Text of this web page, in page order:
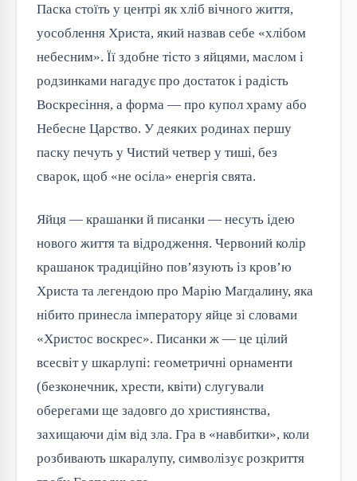
Паска стоїть у центрі як хліб вічного життя,
уособлення Христа, який назвав себе «хлібом
небесним». Її здобне тісто з яйцями, маслом і
родзинками нагадує про достаток і радість
Воскресіння, а форма — про купол храму або
Небесне Царство. У деяких родинах першу
паску печуть у Чистий четвер у тиші, без
сварок, щоб «не осіла» енергія свята.
Яйця — крашанки й писанки — несуть ідею
нового життя та відродження. Червоний колір
крашанок традиційно пов’язують із кров’ю
Христа та легендою про Марію Магдалину, яка
нібито принесла імператору яйце зі словами
«Христос воскрес». Писанки ж — це цілий
всесвіт у шкарлупі: геометричні орнаменти
(безконечник, хрести, квіти) слугували
оберегами ще задовго до християнства,
захищаючи дім від зла. Гра в «навбитки», коли
розбивають шкаралупу, символізує розкриття